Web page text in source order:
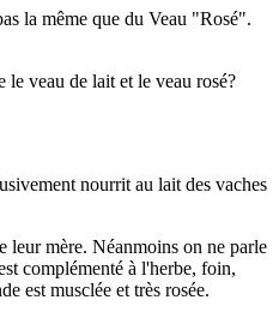
la même que du Veau "Rosé".
veau de lait et le veau rosé?
nourrit au lait des vaches
leur mère. Néanmoins on ne parle
complémenté à l'herbe, foin,
est musclée et très rosée.